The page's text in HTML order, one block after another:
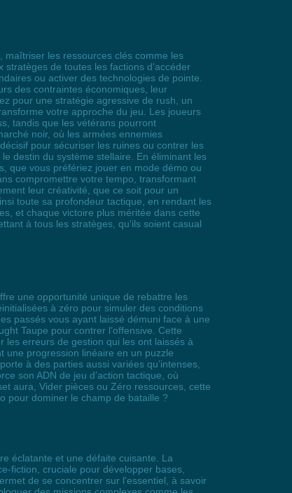
maîtriser les ressources clés comme les
stratèges de toutes les factions d'accéder
ou activer des technologies de pointe.
des contraintes économiques, leur
pour une stratégie agressive de rush, un
votre approche du jeu. Les joueurs
tandis que les vétérans pourront
noir, où les armées ennemies
pour sécuriser les ruines ou contrer les
destin du système stellaire. En éliminant les
que vous préfériez jouer en mode démo ou
compromettre votre tempo, transformant
leur créativité, que ce soit pour un
toute sa profondeur tactique, en rendant les
et chaque victoire plus méritée dans cette
à tous les stratèges, qu'ils soient casual
une opportunité unique de rebattre les
à zéro pour simuler des conditions
passés vous ayant laissé démuni face à une
Taupe pour contrer l’offensive. Cette
les erreurs de gestion qui les ont laissés à
une progression linéaire en un puzzle
à des parties aussi variées qu’intenses,
son ADN de jeu d’action tactique, où
aura, Vider pièces ou Zéro ressources, cette
pour dominer le champ de bataille ?
éclatante et une défaite cuisante. La
fiction, cruciale pour développer bases,
de se concentrer sur l'essentiel, à savoir